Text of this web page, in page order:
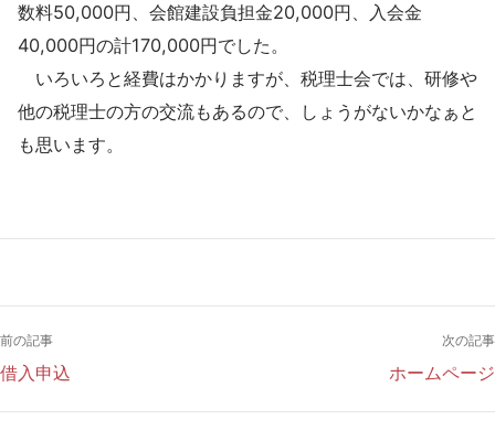
数料50,000円、会館建設負担金20,000円、入会金
40,000円の計170,000円でした。
いろいろと経費はかかりますが、税理士会では、研修や
他の税理士の方の交流もあるので、しょうがないかなぁと
も思います。
前の記事
借入申込
次の記事
ホームページ